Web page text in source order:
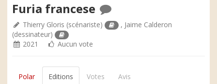
Furia francese
Thierry Gloris (scénariste) , Jaime Calderon
(dessinateur)
2021
Aucun vote
Polar Editions Votes Avis